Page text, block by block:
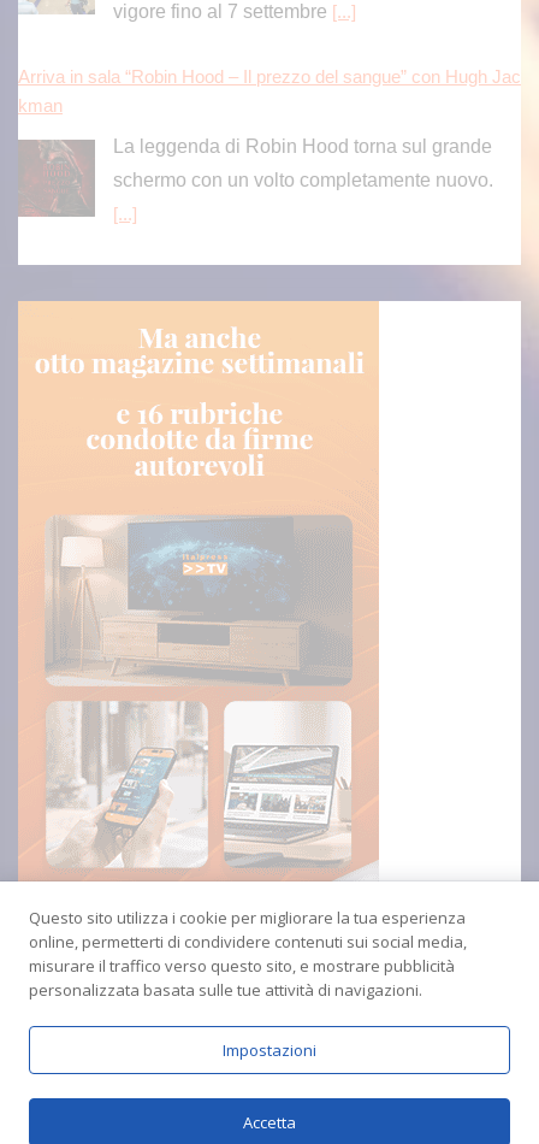
vigore fino al 7 settembre [...]
Arriva in sala “Robin Hood – Il prezzo del sangue” con Hugh Jac
kman
La leggenda di Robin Hood torna sul grande
schermo con un volto completamente nuovo.
[...]
Questo sito utilizza i cookie per migliorare la tua esperienza
online, permetterti di condividere contenuti sui social media,
misurare il traffico verso questo sito, e mostrare pubblicità
personalizzata basata sulle tue attività di navigazioni.
Impostazioni
Accetta